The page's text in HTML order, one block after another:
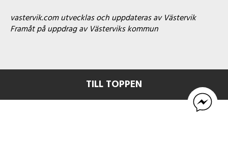
vastervik.com utvecklas och uppdateras av Västervik
Framåt på uppdrag av Västerviks kommun
TILL TOPPEN